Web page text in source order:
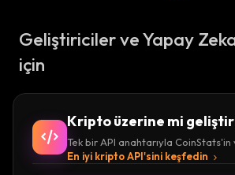
Geliştiriciler ve Yapay
için
Kripto üzerine mi
Tek bir API anahtarıyla CoinStats'in
En iyi kripto API'sini keşfedin